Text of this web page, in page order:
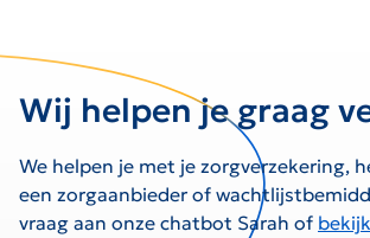
Wij helpen je graag
We helpen je met je zorgverzekering,
een zorgaanbieder of
vraag aan onze chatbot Sarah of